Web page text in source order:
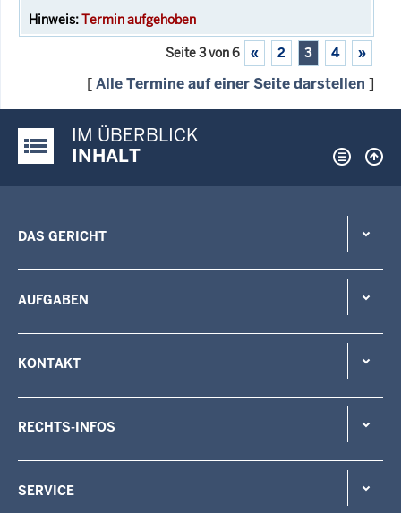
Termin aufgehoben
Seite 3 von 6 « 2 3 4 »
[Alle Termine auf einer Seite darstellen ]
Justiz-Portal im Überblick:
IM ÜBERBLICK
INHALT
DAS GERICHT
AUFGABEN
KONTAKT
RECHTS-INFOS
SERVICE